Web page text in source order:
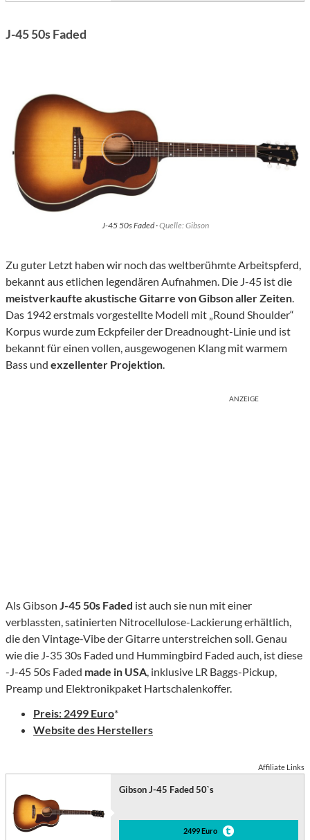
J-45 50s Faded
J-45 50s Faded ·Quelle: Gibson
Zu guter Letzt haben wir noch das weltberühmte Arbeitspferd,
bekannt aus etlichen legendären Aufnahmen. Die J-45 ist die
meistverkaufte akustische Gitarre von Gibson aller Zeiten.
Das 1942 erstmals vorgestellte Modell mit „Round Shoulder“
Korpus wurde zum Eckpfeiler der Dreadnought-Linie und ist
bekannt für einen vollen, ausgewogenen Klang mit warmem
Bass und exzellenter Projektion.
ANZEIGE
Als Gibson J-45 50s Faded ist auch sie nun mit einer
verblassten, satinierten Nitrocellulose-Lackierung erhältlich,
die den Vintage-Vibe der Gitarre unterstreichen soll. Genau
wie die J-35 30s Faded und Hummingbird Faded auch, ist diese
-J-45 50s Faded made in USA, inklusive LR Baggs-Pickup,
Preamp und Elektronikpaket Hartschalenkoffer.
Preis: 2499 Euro*
Website des Herstellers
Affiliate Links
Gibson J-45 Faded 50`s
2499 Euro